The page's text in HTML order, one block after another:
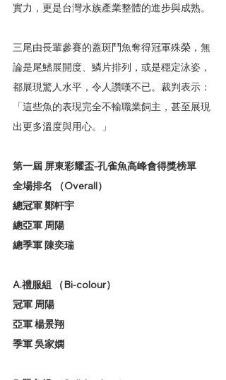
實力，更是台灣水族產業整體的進步與成熟。
三尾由長輩參賽的蓋斑鬥魚奪得冠軍殊榮，無
論是尾鰭展開度、鱗片排列，或是穩定泳姿，
都展現驚人水平，令人讚嘆不已。裁判表示：
「這些魚的表現完全不輸職業飼主，甚至展現
出更多溫度與用心。」
第一屆 屏東彩耀盃-孔雀魚高峰會得獎榜單
全場排名 （Overall）
總冠軍 鄭軒宇
總亞軍 周陽
總季軍 陳奕瑞
A.禮服組 （Bi-colour）
冠軍 周陽
亞軍 楊景翔
季軍 吳家嫻